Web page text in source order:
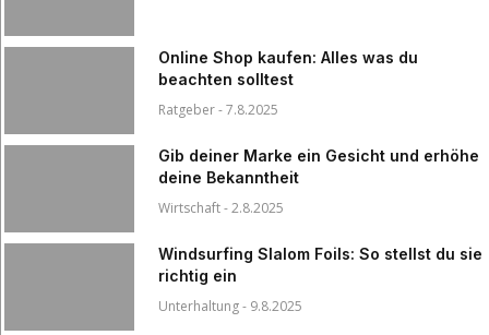
Online Shop kaufen: Alles was du
beachten solltest
Ratgeber - 7.8.2025
Gib deiner Marke ein Gesicht und erhöhe
deine Bekanntheit
Wirtschaft - 2.8.2025
Windsurfing Slalom Foils: So stellst du sie
richtig ein
Unterhaltung - 9.8.2025